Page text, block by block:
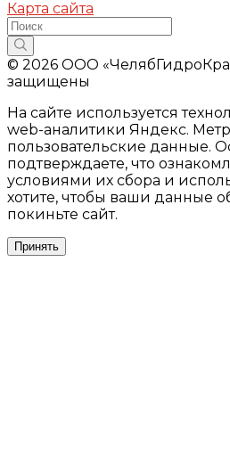
Карта сайта
© 2026 ООО
защищены
На сайте используется
web-аналитики Яндекс.
пользовательские данные.
подтверждаете, что
условиями их сбора и
хотите, чтобы ваши данные
покиньте сайт.
Принять